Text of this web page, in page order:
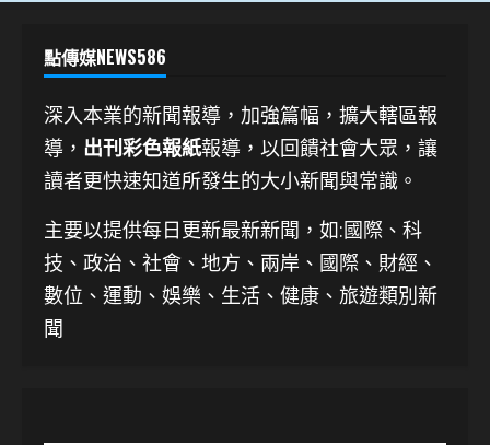
點傳媒NEWS586
深入本業的新聞報導，加強篇幅，擴大轄區報
導， 出刊彩色報紙報導，以回饋社會大眾，讓
讀者更快速知道所發生的大小新聞與常識。
主要以提供每日更新最新新聞 ，如:國際、科
技、 政治、社會、地方、兩岸、國際、財經、
數位、運動、娛樂、生活、健康、旅遊類別新
聞